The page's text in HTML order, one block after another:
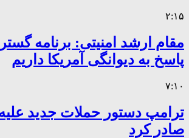
۲:۱۵
مقام ارشد امنیتی: برنامه
پاسخ به دیوانگی آمریکا داریم
۷:۱۰
ترامپ دستور حملات جدید علیه
صادر کرد